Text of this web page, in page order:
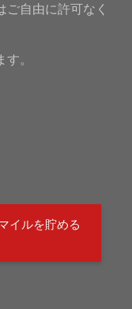
自由に許可なく
。
イルを貯める